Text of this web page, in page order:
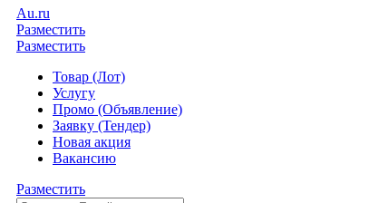
Au.ru
Разместить
Разместить
Товар (Лот)
Услугу
Промо (Объявление)
Заявку (Тендер)
Новая акция
Вакансию
Разместить